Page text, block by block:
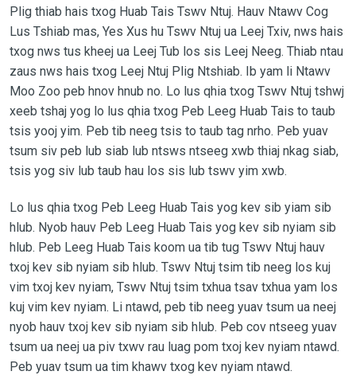
Plig thiab hais txog Huab Tais Tswv Ntuj. Hauv Ntawv Cog
Lus Tshiab mas, Yes Xus hu Tswv Ntuj ua Leej Txiv, nws hais
txog nws tus kheej ua Leej Tub los sis Leej Neeg. Thiab ntau
zaus nws hais txog Leej Ntuj Plig Ntshiab. Ib yam li Ntawv
Moo Zoo peb hnov hnub no. Lo lus qhia txog Tswv Ntuj tshwj
xeeb tshaj yog lo lus qhia txog Peb Leeg Huab Tais to taub
tsis yooj yim. Peb tib neeg tsis to taub tag nrho. Peb yuav
tsum siv peb lub siab lub ntsws ntseeg xwb thiaj nkag siab,
tsis yog siv lub taub hau los sis lub tswv yim xwb.
Lo lus qhia txog Peb Leeg Huab Tais yog kev sib yiam sib
hlub. Nyob hauv Peb Leeg Huab Tais yog kev sib nyiam sib
hlub. Peb Leeg Huab Tais koom ua tib tug Tswv Ntuj hauv
txoj kev sib nyiam sib hlub. Tswv Ntuj tsim tib neeg los kuj
vim txoj kev nyiam, Tswv Ntuj tsim txhua tsav txhua yam los
kuj vim kev nyiam. Li ntawd, peb tib neeg yuav tsum ua neej
nyob hauv txoj kev sib nyiam sib hlub. Peb cov ntseeg yuav
tsum ua neej ua piv txwv rau luag pom txoj kev nyiam ntawd.
Peb yuav tsum ua tim khawv txog kev nyiam ntawd.